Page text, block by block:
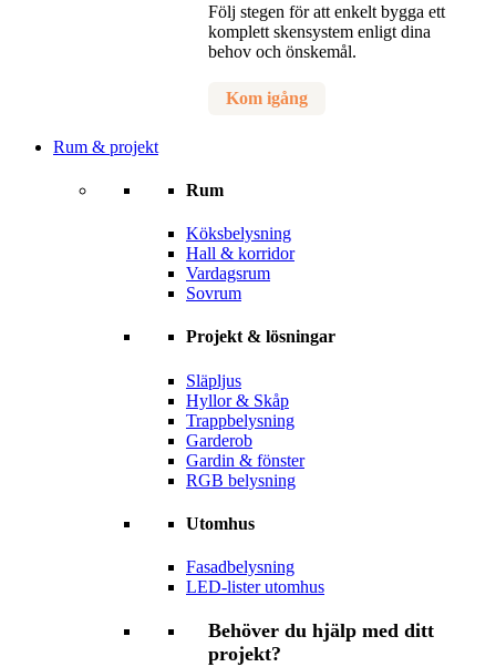
Följ stegen för att enkelt bygga ett
komplett skensystem enligt dina
behov och önskemål.
Kom igång
Rum & projekt
Rum
Köksbelysning
Hall & korridor
Vardagsrum
Sovrum
Projekt & lösningar
Släpljus
Hyllor & Skåp
Trappbelysning
Garderob
Gardin & fönster
RGB belysning
Utomhus
Fasadbelysning
LED-lister utomhus
Behöver du hjälp med ditt
projekt?